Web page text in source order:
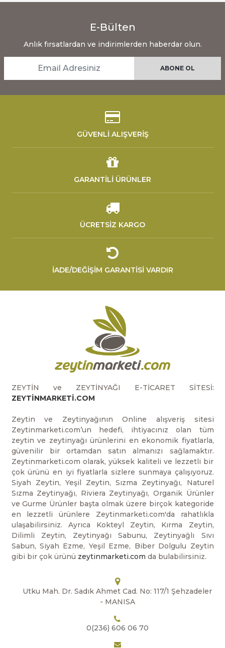
E-Bülten
Anlık fırsatlardan ve indirimlerden haberdar olun.
GÜVENLİ ALIŞVERİŞ
GARANTİLİ ÜRÜNLER
ÜCRETSİZ KARGO
İADE/DEĞİŞİM GARANTİSİ VARDIR
ZEYTİN ve ZEYTİNYAĞI E-TİCARET SİTESİ:
ZEYTİNMARKETİ.COM
Zeytin ve Zeytinyağının Online alışveriş sitesi
Zeytinmarketi.com’un hedefi, ihtiyacınız olan tüm
zeytin ve zeytinyağı ürünlerini en ekonomik fiyatlarla,
güvenilir bir ortamdan satın almanızı sağlamaktır.
Zeytinmarketi.com olarak, yüksek kaliteli ve lezzetli bir
çok ürünü en iyi fiyatlarla sizlere sunmaya çalışıyoruz.
Siyah Zeytin, Yeşil Zeytin, Sızma Zeytinyağı, Naturel
Sızma Zeytinyağı, Riviera Zeytinyağı, Organik Ürünler
ve Gurme Ürünler başta olmak üzere birçok kategoride
en lezzetli ürünlere Zeytinmarketi.com'da rahatlıkla
ulaşabilirsiniz. Ayrıca Kokteyl Zeytin, Kırma Zeytin,
Dilimli Zeytin, Zeytinyağı Sabunu, Zeytinyağlı Sıvı
Sabun, Siyah Ezme, Yeşil Ezme, Biber Dolgulu Zeytin
gibi bir çok ürünü zeytinmarketi.com da bulabilirsiniz.
Utku Mah. Dr. Sadık Ahmet Cad. No: 117/1 Şehzadeler
- MANISA
0(236) 606 06 70